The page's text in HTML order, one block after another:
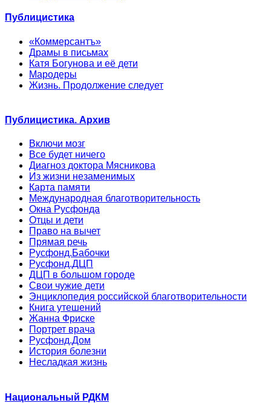
Публицистика
«Коммерсантъ»
Драмы в письмах
Катя Богунова и её дети
Мародеры
Жизнь. Продолжение следует
Публицистика. Архив
Включи мозг
Все будет ничего
Диагноз доктора Мясникова
Из жизни незаменимых
Карта памяти
Международная благотворительность
Окна Русфонда
Отцы и дети
Право на вычет
Прямая речь
Русфонд.Бабочки
Русфонд.ДЦП
ДЦП в большом городе
Свои чужие дети
Энциклопедия российской благотворительности
Книга утешений
Жанна Фриске
Портрет врача
Русфонд.Дом
История болезни
Несладкая жизнь
Национальный РДКМ